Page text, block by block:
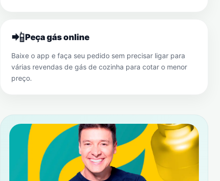
📲Peça gás online
Baixe o app e faça seu pedido sem precisar ligar para
várias revendas de gás de cozinha para cotar o menor
preço.